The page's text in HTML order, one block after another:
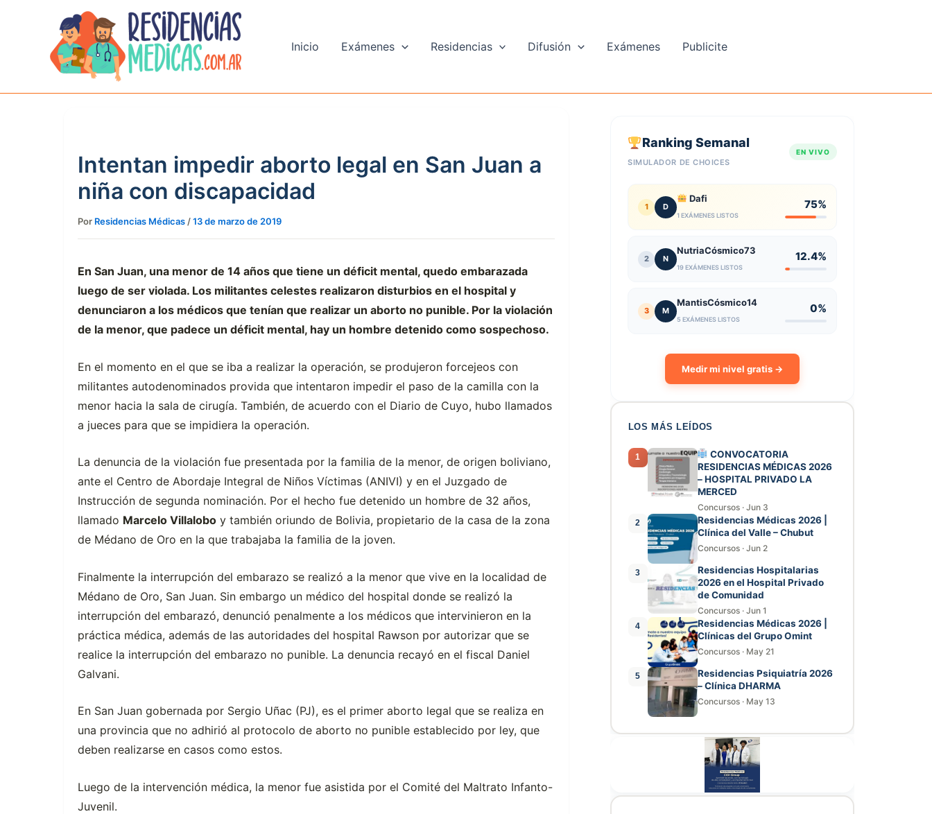
Inicio Exámenes Residencias Difusión Exámenes Publicite
Intentan impedir aborto legal en San Juan a
niña con discapacidad
Por Residencias Médicas /13 de marzo de 2019
En San Juan, una menor de 14 años que tiene un déficit mental, quedo embarazada
luego de ser violada. Los militantes celestes realizaron disturbios en el hospital y
denunciaron a los médicos que tenían que realizar un aborto no punible. Por la violación
de la menor, que padece un déficit mental, hay un hombre detenido como sospechoso.
En el momento en el que se iba a realizar la operación, se produjeron forcejeos con
militantes autodenominados provida que intentaron impedir el paso de la camilla con la
menor hacia la sala de cirugía. También, de acuerdo con el Diario de Cuyo, hubo llamados
a jueces para que se impidiera la operación.
La denuncia de la violación fue presentada por la familia de la menor, de origen boliviano,
ante el Centro de Abordaje Integral de Niños Víctimas (ANIVI) y en el Juzgado de
Instrucción de segunda nominación. Por el hecho fue detenido un hombre de 32 años,
llamado Marcelo Villalobo y también oriundo de Bolivia, propietario de la casa de la zona
de Médano de Oro en la que trabajaba la familia de la joven.
Finalmente la interrupción del embarazo se realizó a la menor que vive en la localidad de
Médano de Oro, San Juan. Sin embargo un médico del hospital donde se realizó la
interrupción del embarazó, denunció penalmente a los médicos que intervinieron en la
práctica médica, además de las autoridades del hospital Rawson por autorizar que se
realice la interrupción del embarazo no punible. La denuncia recayó en el fiscal Daniel
Galvani.
En San Juan gobernada por Sergio Uñac (PJ), es el primer aborto legal que se realiza en
una provincia que no adhirió al protocolo de aborto no punible establecido por ley, que
deben realizarse en casos como estos.
Luego de la intervención médica, la menor fue asistida por el Comité del Maltrato Infanto-
Juvenil.
Ranking Semanal
SIMULADOR DE CHOICES
EN VIVO
1 D
Dafi
1 EXÁMENES LISTOS
75%
2 N
NutriaCósmico73
19 EXÁMENES LISTOS
12.4%
3 M
MantisCósmico14
5 EXÁMENES LISTOS
0%
Medir mi nivel gratis →
LOS MÁS LEÍDOS
1
CONVOCATORIA
RESIDENCIAS MÉDICAS 2026
– HOSPITAL PRIVADO LA
MERCED
Concursos · Jun 3
2
Residencias Médicas 2026 |
Clínica del Valle – Chubut
Concursos · Jun 2
3
Residencias Hospitalarias
2026 en el Hospital Privado
de Comunidad
Concursos · Jun 1
4
Residencias Médicas 2026 |
Clínicas del Grupo Omint
Concursos · May 21
5
Residencias Psiquiatría 2026
– Clínica DHARMA
Concursos · May 13